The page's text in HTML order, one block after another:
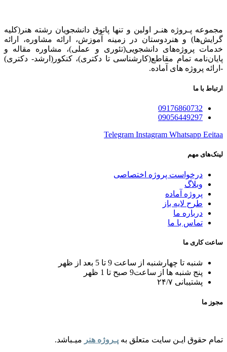
مجموعه پـروژه‌ هنـر اولین و تنها پاتوق دانشجویان رشته هنر(کلیه
گرایش‌ها) و هنردوستان در زمینه آموزش، ارائه‌ مشاوره‌، ارائه
خدمات پروژه‌های‌ دانشجویی(تئوری و عملی)، مشاوره مقاله و
پایان‌نامه تمام مقاطع(کارشناسی تا دکتری)، کنکور(ارشد- دکتری)
-ارائه پروژه های آماده.
ارتباط با ما
09176860732
09056449297
Telegram Instagram Whatsapp Eeitaa
لینک‌های مهم
درخواست پروژه اختصاصی
وبلاگ
پروژه آماده
طرح لایه باز
درباره ما
تماس با ما
ساعت کاری ما
شنبه تا چهارشنبه از ساعت 9 تا 5 بعد از ظهر
پنج شنبه ها از ساعت9 صبح تا 1 ظهر
پشتیبانی ۲۴/۷
مجوز ما
تمام حقوق ایـن سایت متعلق به پـروژه هنر میـباشد.